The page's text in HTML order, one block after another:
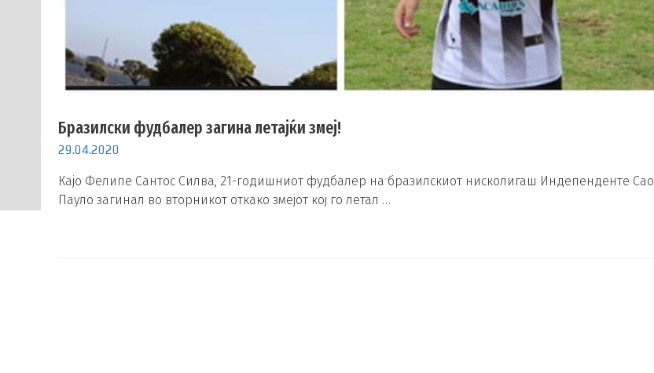
Бразилски фудбалер загина летајќи змеј!
29.04.2020
Кајо Фелипе Сантос Силва, 21-годишниот фудбалер на бразилскиот нисколигаш Индепенденте Сао
Пауло загинал во вторникот откако змејот кој го летал …